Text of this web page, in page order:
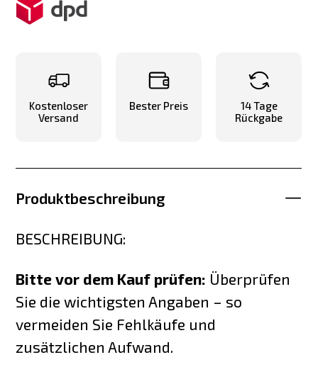
Kostenloser
Versand
Bester Preis
14 Tage
Rückgabe
Produktbeschreibung
BESCHREIBUNG:
Bitte vor dem Kauf prüfen: Überprüfen
Sie die wichtigsten Angaben – so
vermeiden Sie Fehlkäufe und
zusätzlichen Aufwand.